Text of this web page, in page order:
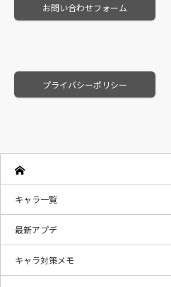
お問い合わせフォーム
プライバシーポリシー
キャラ一覧
最新アプデ
キャラ対策メモ